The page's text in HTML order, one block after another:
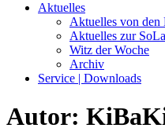
Aktuelles
Aktuelles von den
Aktuelles zur
Witz der Woche
Archiv
Service | Downloads
Autor: